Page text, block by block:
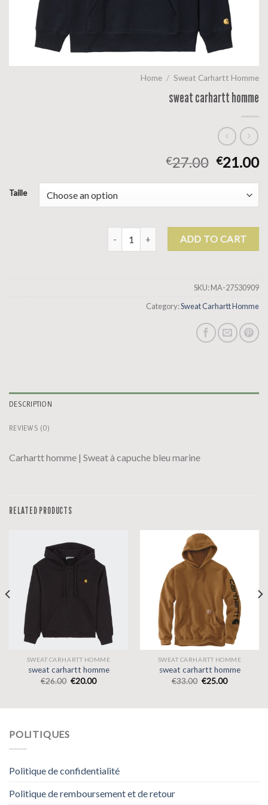
Home / Sweat Carhartt Homme
sweat carhartt homme
€27.00 €21.00
Taille
sweat carhartt homme quantity
ADD TO CART
SKU:MA-27530909
Category:Sweat Carhartt Homme
DESCRIPTION
REVIEWS (0)
Carhartt homme | Sweat à capuche bleu marine
RELATED PRODUCTS
SWEAT CARHARTT HOMME
sweat carhartt homme
€26.00 €20.00
SWEAT CARHARTT HOMME
sweat carhartt homme
€33.00 €25.00
POLITIQUES
Politique de confidentialité
Politique de remboursement et de retour